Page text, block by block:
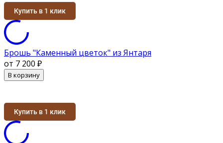
Купить в 1 клик
Брошь "Каменный цветок" из Янтаря
от 7 200 ₽
В корзину
Купить в 1 клик